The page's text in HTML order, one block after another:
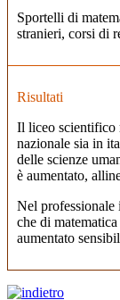
Sportelli di
stranieri, corsi di
Risultati
Il liceo scientifico
nazionale sia in
delle scienze
è aumentato,
Nel
che di matem
aumentato